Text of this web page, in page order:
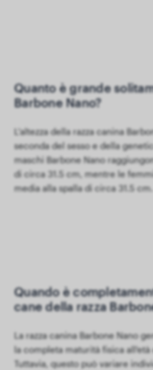
Quanto è grande
Barbone Nano?
L'altezza della razza canina
seconda del sesso e della
maschi Barbone Nano
di circa 31.5 cm, mentre le
media alla spalla di circa 31.5 cm.
Quando è
cane della razza
La razza canina Barbone Nano
la completa maturità fisica all'età
Tuttavia, questo può variare